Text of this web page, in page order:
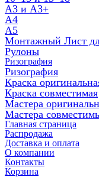
A3 и А3+
А4
А5
Монтажный Лист
Рулоны
Ризография
Ризография
Краска
Краска совместимая
Мастера
Мастера
Главная страница
Распродажа
Доставка и оплата
О компании
Контакты
Корзина